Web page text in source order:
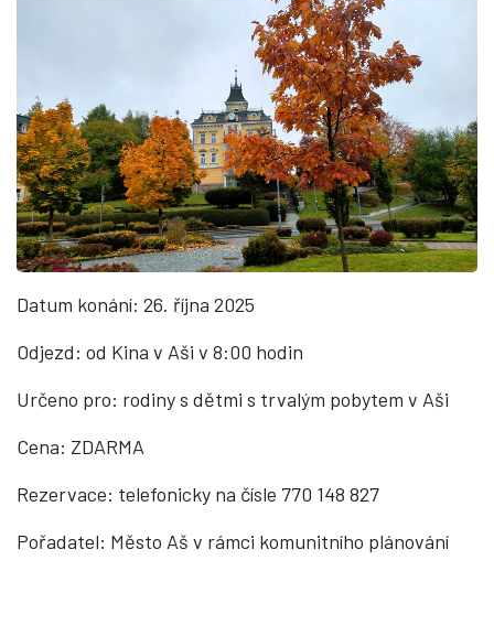
Datum konání: 26. října 2025
Odjezd: od Kina v Aši v 8:00 hodin
Určeno pro: rodiny s dětmi s trvalým pobytem v Aši
Cena: ZDARMA
Rezervace: telefonicky na čísle 770 148 827
Pořadatel: Město Aš v rámci komunitního plánování